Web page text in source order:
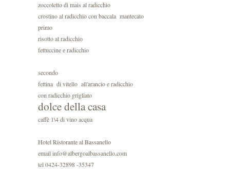
zoccoletto di mais al radicchio
crostino al radicchio con baccala mantecato
primo
risotto al radicchio
fettuccine e radicchio
secondo
fettina di vitello all'arancio e radicchio
con radicchio grigliato
dolce della casa
caffè 1\4 di vino acqua
Hotel Ristorante al Bassanello
email info@albergoalbassanello.com
tel 0424-32898 -35347